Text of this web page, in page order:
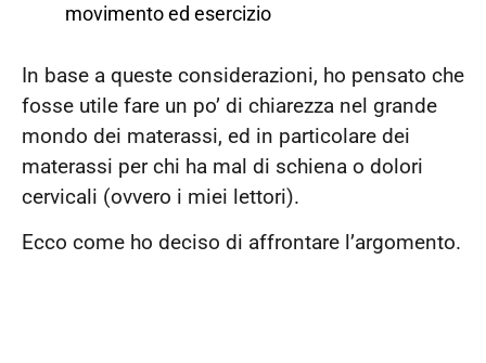
movimento ed esercizio
In base a queste considerazioni, ho pensato che
fosse utile fare un po’ di chiarezza nel grande
mondo dei materassi, ed in particolare dei
materassi per chi ha mal di schiena o dolori
cervicali (ovvero i miei lettori).
Ecco come ho deciso di affrontare l’argomento.